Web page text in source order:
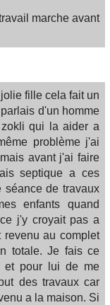
marche avant
fille cela fait un
d'un homme
qui la aider a
problème j'ai
avant j'ai faire
septique a ces
séance de travaux
enfants quand
j'y croyait pas a
au complet
totale. Je fais ce
et pour lui de me
des travaux car
a la maison. Si